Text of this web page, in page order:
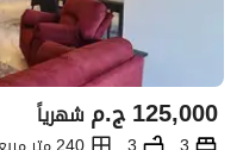
ج.م125,000 شهرياً